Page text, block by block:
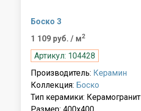
Боско 3
1 109 руб. / м2
Артикул: 104428
Производитель: Керамин
Коллекция: Боско
Тип керамики: Керамогранит